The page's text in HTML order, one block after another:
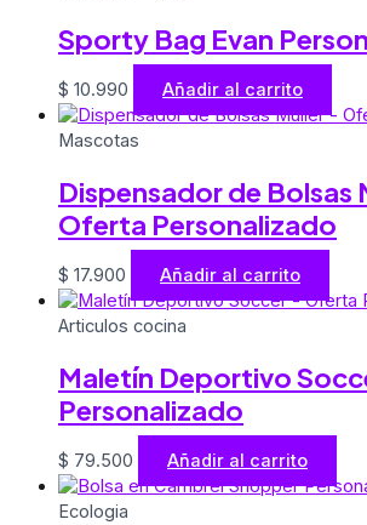
Sporty Bag Evan
$ 10.990 Añadir al carrito
Mascotas
Dispensador de Bolsas
Oferta Personalizado
$ 17.900 Añadir al carrito
Articulos cocina
Maletín Deportivo
Personalizado
$ 79.500 Añadir al carrito
Ecologia